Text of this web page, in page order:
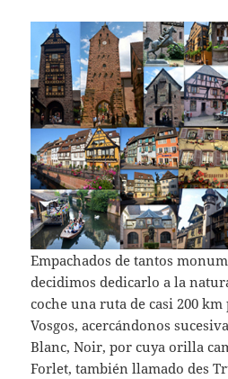
Empachados de tantos
decidimos dedicarlo a la
coche una ruta de casi 200
Vosgos, acercándonos
Blanc, Noir, por cuya orilla
Forlet, también llamado des